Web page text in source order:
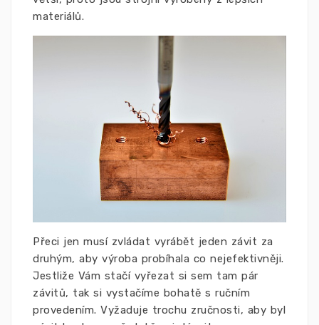
materiálů.
Přeci jen musí zvládat vyrábět jeden závit za
druhým, aby výroba probíhala co nejefektivněji.
Jestliže Vám stačí vyřezat si sem tam pár
závitů, tak si vystačíme bohatě s ručním
provedením. Vyžaduje trochu zručnosti, aby byl